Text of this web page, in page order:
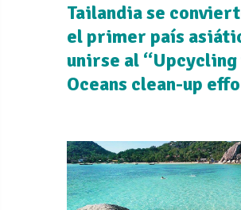
Tailandia se
el primer país
unirse al “Upcycling
Oceans clean-up